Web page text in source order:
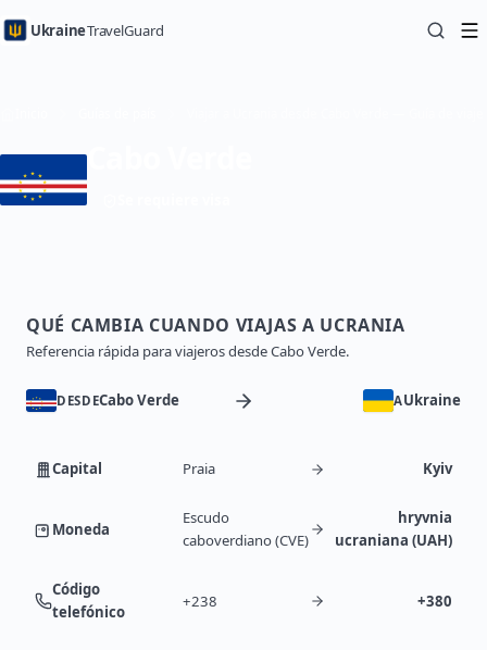
UkraineTravelGuard
QUÉ CAMBIA CUANDO VIAJAS A UCRANIA
Referencia rápida para viajeros desde Cabo Verde.
DESDECabo Verde AUkraine
Capital Praia Kyiv
Moneda
Escudo
caboverdiano (CVE)
hryvnia
ucraniana (UAH)
Código
telefónico
+238 +380